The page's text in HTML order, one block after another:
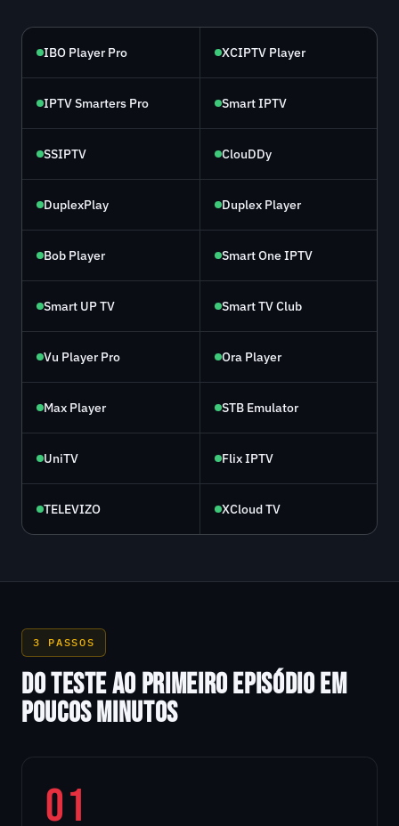
IBO Player Pro XCIPTV Player
IPTV Smarters Pro Smart IPTV
SSIPTV ClouDDy
DuplexPlay Duplex Player
Bob Player Smart One IPTV
Smart UP TV Smart TV Club
Vu Player Pro Ora Player
Max Player STB Emulator
UniTV Flix IPTV
TELEVIZO XCloud TV
3 PASSOS
DO TESTE AO PRIMEIRO EPISÓDIO EM
POUCOS MINUTOS
01